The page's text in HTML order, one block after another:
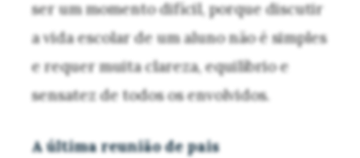
ser um momento difícil, porque discutir
a vida escolar de um aluno não é simples
e requer muita clareza, equilíbrio e
sensatez de todos os envolvidos.
A última reunião de pais